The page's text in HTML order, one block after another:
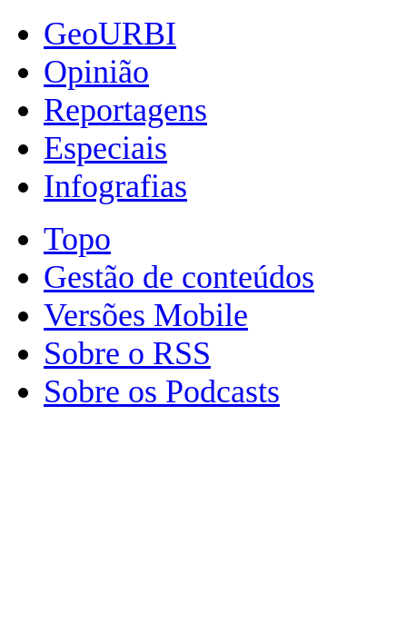
GeoURBI
Opinião
Reportagens
Especiais
Infografias
Topo
Gestão de conteúdos
Versões Mobile
Sobre o RSS
Sobre os Podcasts